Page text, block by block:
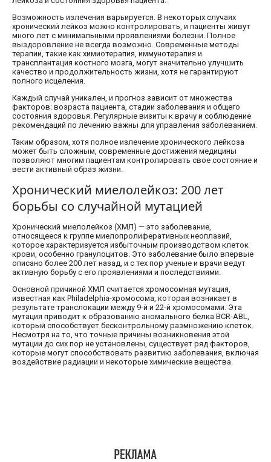
Возможность излечения варьируется. В некоторых случаях
хронический лейкоз можно контролировать, и пациенты живут
много лет с минимальными проявлениями болезни. Полное
выздоровление не всегда возможно. Современные методы
терапии, такие как химиотерапия, иммунотерапия и
трансплантация костного мозга, могут значительно улучшить
качество и продолжительность жизни, хотя не гарантируют
полного исцеления.
Каждый случай уникален, и прогноз зависит от множества
факторов: возраста пациента, стадии заболевания и общего
состояния здоровья. Регулярные визиты к врачу и соблюдение
рекомендаций по лечению важны для управления заболеванием.
Таким образом, хотя полное излечение хронического лейкоза
может быть сложным, современные достижения медицины
позволяют многим пациентам контролировать свое состояние и
вести активный образ жизни.
Хронический миелолейкоз: 200 лет
борьбы со случайной мутацией
Хронический миелолейкоз (ХМЛ) — это заболевание,
относящееся к группе миелопролиферативных неоплазий,
которое характеризуется избыточным производством клеток
крови, особенно гранулоцитов. Это заболевание было впервые
описано более 200 лет назад, и с тех пор ученые и врачи ведут
активную борьбу с его проявлениями и последствиями.
Основной причиной ХМЛ считается хромосомная мутация,
известная как Philadelphia-хромосома, которая возникает в
результате транслокации между 9-й и 22-й хромосомами. Эта
мутация приводит к образованию аномального белка BCR-ABL,
который способствует бесконтрольному размножению клеток.
Несмотря на то, что точные причины возникновения этой
мутации до сих пор не установлены, существует ряд факторов,
которые могут способствовать развитию заболевания, включая
воздействие радиации и некоторые химические вещества.